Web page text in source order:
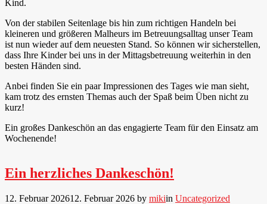
Kind.
Von der stabilen Seitenlage bis hin zum richtigen Handeln bei
kleineren und größeren Malheurs im Betreuungsalltag unser Team
ist nun wieder auf dem neuesten Stand. So können wir sicherstellen,
dass Ihre Kinder bei uns in der Mittagsbetreuung weiterhin in den
besten Händen sind.
Anbei finden Sie ein paar Impressionen des Tages wie man sieht,
kam trotz des ernsten Themas auch der Spaß beim Üben nicht zu
kurz!
Ein großes Dankeschön an das engagierte Team für den Einsatz am
Wochenende!
Ein herzliches Dankeschön!
12. Februar 202612. Februar 2026 by mikiin Uncategorized